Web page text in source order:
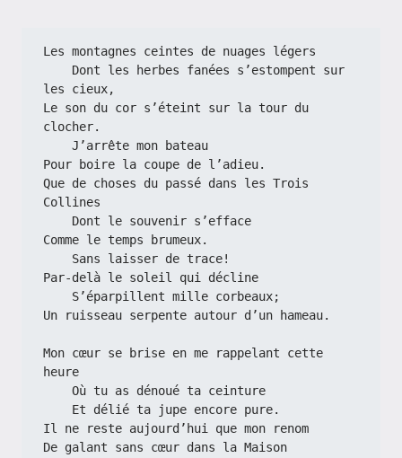
Les montagnes ceintes de nuages légers
les cieux,
Le son du cor s’éteint sur la tour du
clocher.
    J’arrête mon bateau
Pour boire la coupe de l’adieu.
Que de choses du passé dans les Trois
Collines
    Dont le souvenir s’efface
Comme le temps brumeux.
    Sans laisser de trace!
Par-delà le soleil qui décline
    S’éparpillent mille corbeaux;
Un ruisseau serpente autour d’un hameau.
Mon cœur se brise en me rappelant cette
heure
    Où tu as dénoué ta ceinture
    Et délié ta jupe encore pure.
Il ne reste aujourd’hui que mon renom
De galant sans cœur dans la Maison